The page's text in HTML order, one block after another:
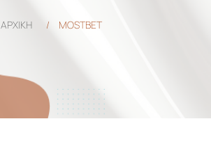
ΑΡΧΙΚΗ / MOSTBET